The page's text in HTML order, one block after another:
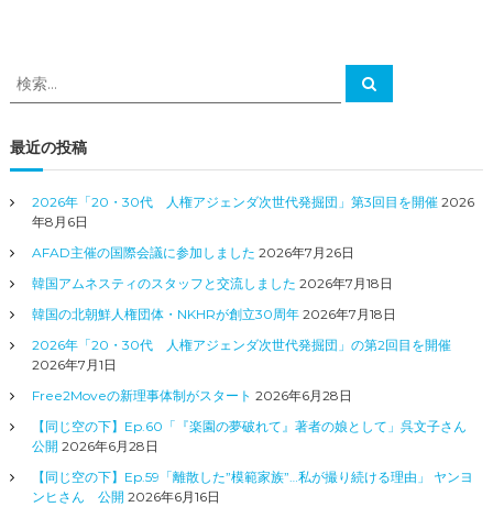
検
索
象
:
検
索
最近の投稿
2026年「20・30代 人権アジェンダ次世代発掘団」第3回目を開催 2026
年8月6日
AFAD主催の国際会議に参加しました 2026年7月26日
韓国アムネスティのスタッフと交流しました 2026年7月18日
韓国の北朝鮮人権団体・NKHRが創立30周年 2026年7月18日
2026年「20・30代 人権アジェンダ次世代発掘団」の第2回目を開催
2026年7月1日
Free2Moveの新理事体制がスタート 2026年6月28日
【同じ空の下】Ep.60「『楽園の夢破れて』著者の娘として」呉文子さん
公開 2026年6月28日
【同じ空の下】Ep.59「離散した”模範家族”…私が撮り続ける理由」 ヤンヨ
ンヒさん 公開 2026年6月16日